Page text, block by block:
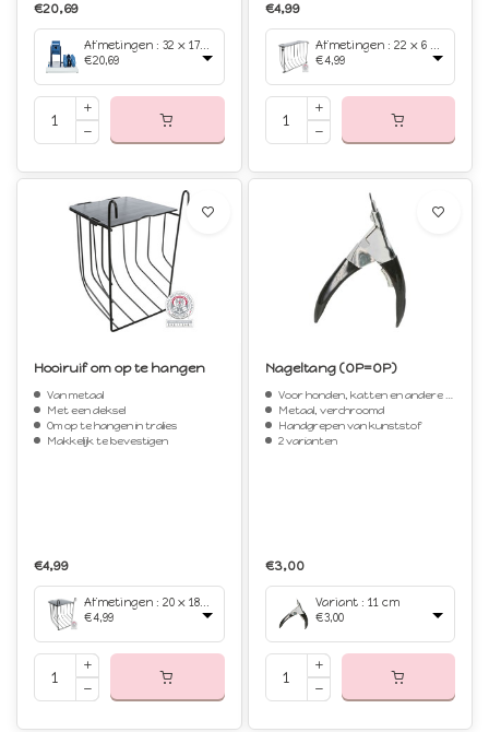
€20,69
Afmetingen : 32 x 17 cm
€20,69
€4,99
Afmetingen : 22 x 6 x 16 cm
€4,99
Hooiruif om op te hangen
Van metaal
Met een deksel
Om op te hangen in tralies
Makkelijk te bevestigen
€4,99
Afmetingen : 20 x 18 x 12 cm
€4,99
Nageltang (OP=OP)
Voor honden, katten en andere kleindieren
Metaal, verchroomd
Handgrepen van kunststof
2 varianten
€3,00
Variant : 11 cm
€3,00